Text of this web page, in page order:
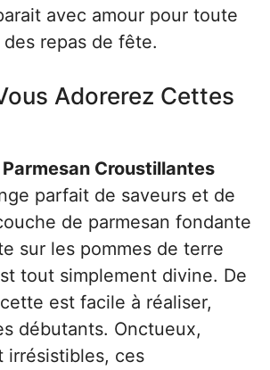
avec amour pour toute
repas de fête.
Adorerez Cettes
Parmesan Croustillantes
parfait de saveurs et de
de parmesan fondante
sur les pommes de terre
tout simplement divine. De
est facile à réaliser,
débutants. Onctueux,
irrésistibles, ces